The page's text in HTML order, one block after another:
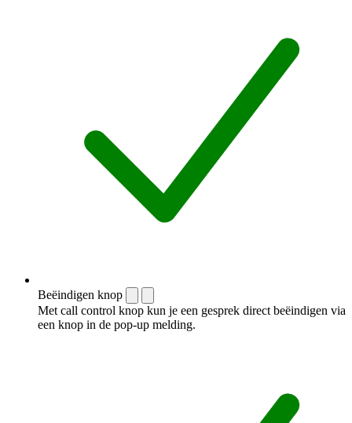
Beëindigen knop
Met call control knop kun je een gesprek direct beëindigen via
een knop in de pop-up melding.